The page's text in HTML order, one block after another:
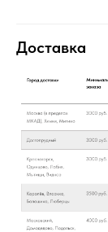
Доставка